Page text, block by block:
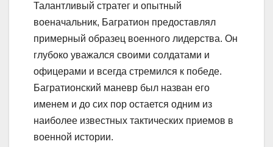
Талантливый стратег и опытный
военачальник, Багратион предоставлял
примерный образец военного лидерства. Он
глубоко уважался своими солдатами и
офицерами и всегда стремился к победе.
Багратионский маневр был назван его
именем и до сих пор остается одним из
наиболее известных тактических приемов в
военной истории.